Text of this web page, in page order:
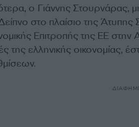
ο Γιάννης Στουρνάρας,
στο πλαίσιο της Άτυπης
Επιτροπής της ΕΕ στην
της ελληνικής οικονομίας,